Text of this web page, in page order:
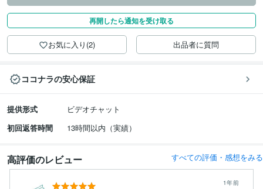
再開したら通知を受け取る
お気に入り(2) 出品者に質問
ココナラの安心保証
提供形式
ビデオチャット
初回返答時間
13時間以内（実績）
高評価のレビュー すべての評価・感想をみる
1年前